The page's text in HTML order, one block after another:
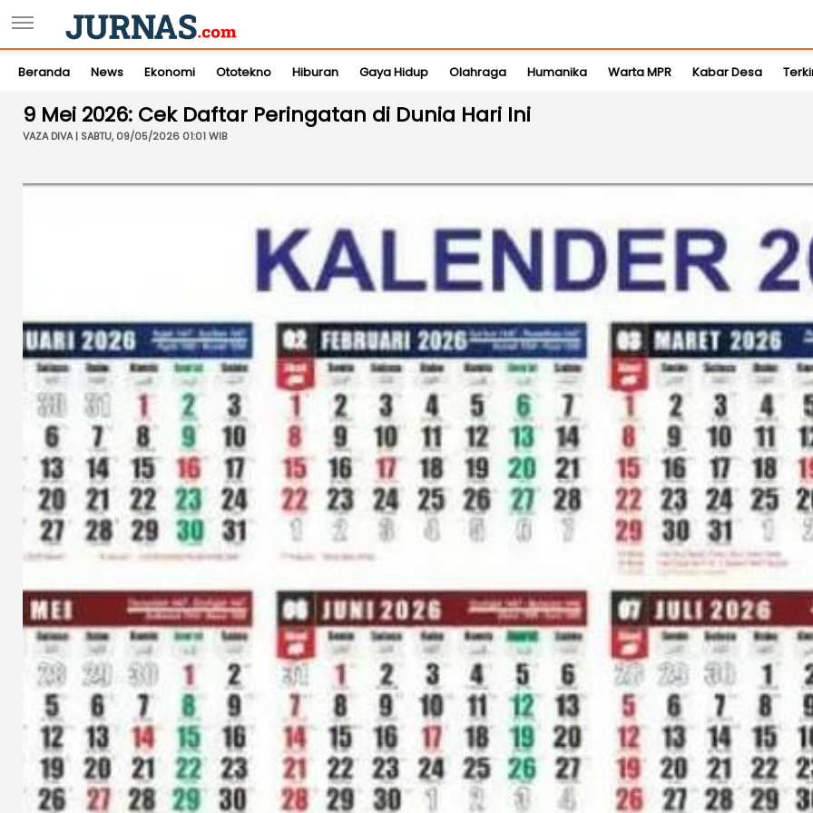
Beranda News Ekonomi Ototekno Hiburan Gaya Hidup Olahraga Humanika Warta MPR Kabar Desa
9 Mei 2026: Cek Daftar Peringatan di Dunia Hari Ini
VAZA DIVA | SABTU, 09/05/2026 01:01 WIB